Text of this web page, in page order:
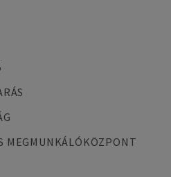
MEGMUNKÁLÓKÖZPONT